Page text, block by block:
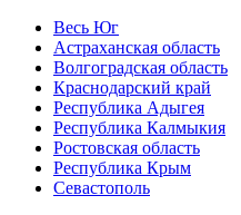
Весь Юг
Астраханская область
Волгоградская область
Краснодарский край
Республика Адыгея
Республика Калмыкия
Ростовская область
Республика Крым
Севастополь